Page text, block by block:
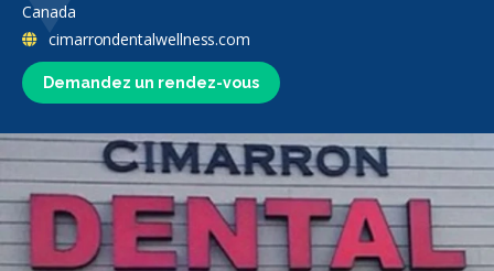
Demandez un rendez-vous
Canada
cimarrondentalwellness.com